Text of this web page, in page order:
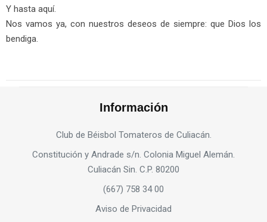
Y hasta aquí.
Nos vamos ya, con nuestros deseos de siempre: que Dios los
bendiga.
Información
Club de Béisbol Tomateros de Culiacán.
Constitución y Andrade s/n. Colonia Miguel Alemán.
Culiacán Sin. C.P. 80200
(667) 758 34 00
Aviso de Privacidad